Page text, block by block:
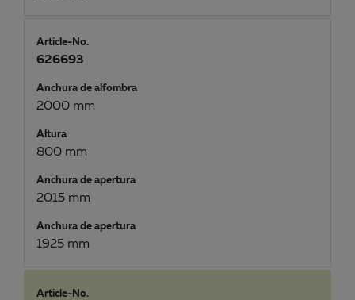
Article-No.
626693
Anchura de alfombra
2000 mm
Altura
800 mm
Anchura de apertura
2015 mm
Anchura de apertura
1925 mm
Article-No.